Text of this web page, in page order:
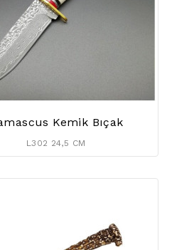
Kemik Bıçak
L302 24,5 CM